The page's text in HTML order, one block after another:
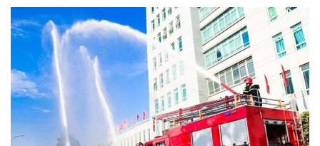
276/KH-UBND. Theo đó, từ nay đến trước ngày 25/11/2026,
phường Nghĩa Đô sẽ ra quân kiểm tra định kỳ và đột xuất đối
với 100% cơ sở năng lượng, nhà chung cư (bao gồm nhà tập
thể, nhà đa năng/hỗn hợp) và cơ sở hóa chất trên toàn địa bàn,
đặc biệt dứt điểm kiểm tra toàn bộ các cơ sở nhà chung cư.